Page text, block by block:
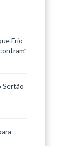
Frio
Sertão